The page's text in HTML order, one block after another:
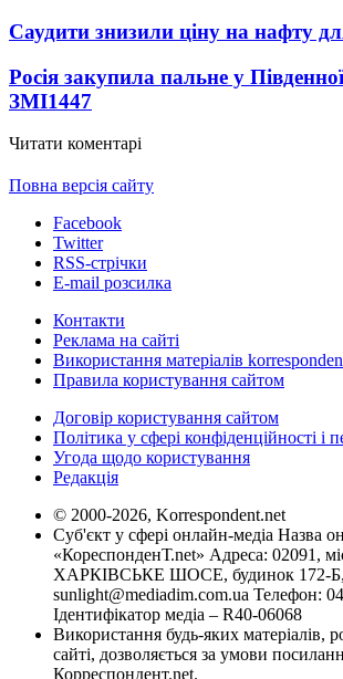
Саудити знизили ціну на нафту
Росія закупила пальне у
ЗМІ1447
Читати коментарі
Повна версія сайту
Facebook
Twitter
RSS-стрічки
E-mail розсилка
Контакти
Реклама на сайті
Використання матеріалів
Правила користування сайтом
Договір користування сайтом
Політика у сфері конфіденційності і
Угода щодо користування
Редакція
© 2000-2026, Korrespondent.net
Суб'єкт у сфері онлайн-медіа Назва
«КореспонденТ.net» Адреса: 02091,
ХАРКІВСЬКЕ ШОСЕ, будинок 172-Б,
sunlight@mediadim.com.ua Телефон:
Ідентифікатор медіа – R40-06068
Використання будь-яких матеріалів,
сайті, дозволяється за умови
Корреспондент.net.